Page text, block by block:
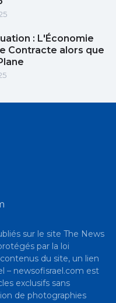
: L'Économie
Contracte alors que
sur le site The News
par la loi
du site, un lien
– newsofisrael.com est
exclusifs sans
de photographies